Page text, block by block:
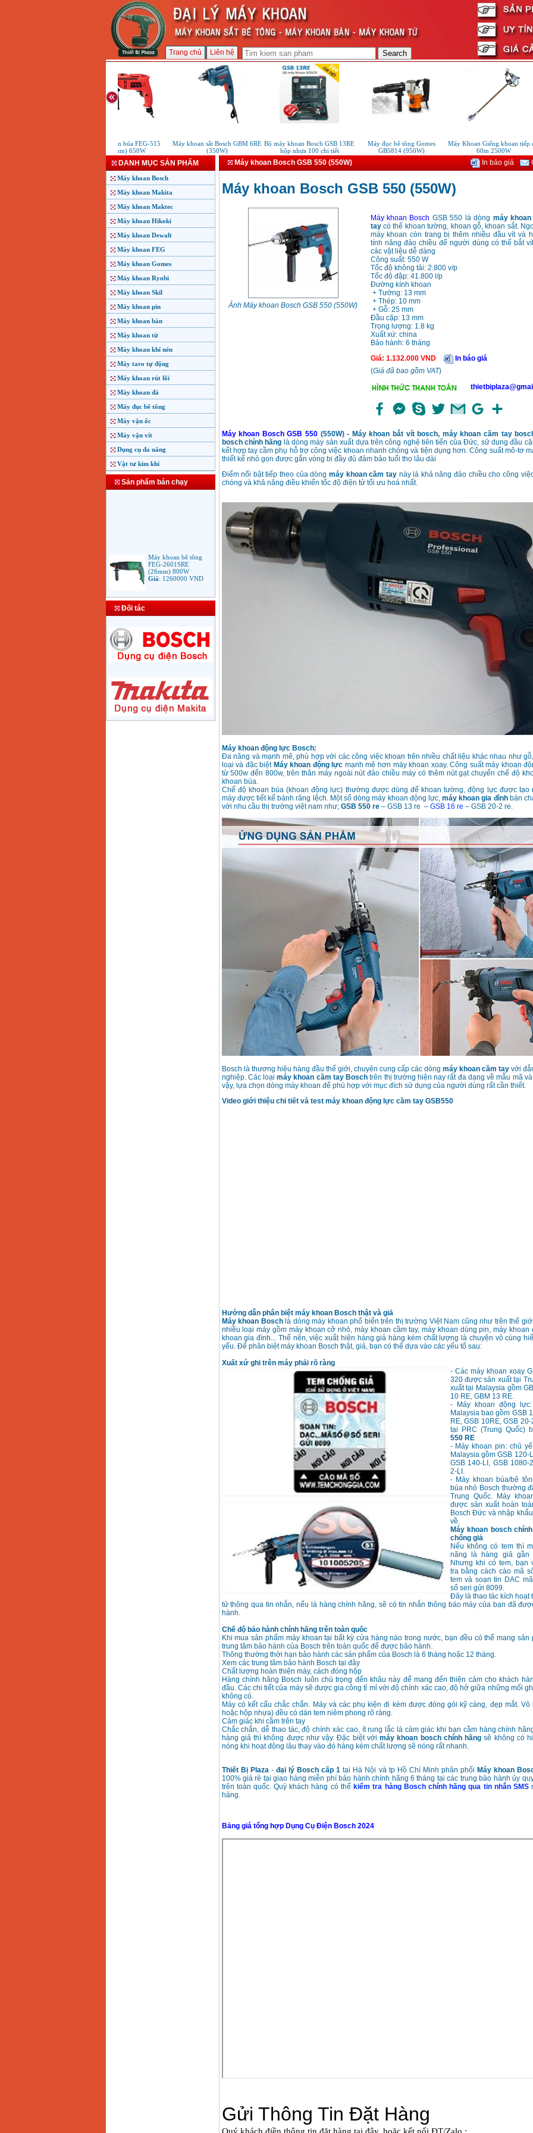
Trang chủ Liên hệ
Máy khoan búa FEG-515
(13mm) 650W
Máy khoan sắt Bosch GBM 6RE
(350W)
Bộ máy khoan Bosch GSB 13RE
hộp nhựa 100 chi tiết
Máy đục bê tông Gomes
GB5814 (950W)
Máy Khoan Giếng khoan tiếp địa
60m 2500W
DANH MỤC SẢN PHẨM
Máy khoan Bosch
Máy khoan Makita
Máy khoan Maktec
Máy khoan Hikoki
Máy khoan Dewalt
Máy khoan FEG
Máy khoan Gomes
Máy khoan Ryobi
Máy khoan Skil
Máy khoan pin
Máy khoan bàn
Máy khoan từ
Máy khoan khí nén
Máy taro tự động
Máy khoan rút lõi
Máy khoan đá
Máy đục bê tông
Máy vặn ốc
Máy vặn vít
Dụng cụ đa năng
Vật tư kim khí
Sản phẩm bán chạy
FEG-2601SRE
(26mm) 800W
Giá:1260000VND
Bảng giá mũi khoan
Máy Khoan Bosch
GSB 16RE (750W)
Bộ máy khoan Bosch
GSB 13RE hộp nhựa
100 chi tiết
Giá:1977000VND
Đối tác
Máy khoan Bosch GSB 550 (550W) In báo giá
Máy khoan Bosch GSB 550 (550W)
Ảnh Máy khoan Bosch GSB 550 (550W)
Máy khoan Bosch GSB 550 là dòng máy khoan
taycó thể khoan tường, khoan gỗ, khoan sắt.
máy khoan còn trang bị thêm nhiều đầu vít và
tính năng đảo chiều để người dùng có thể bắt
các vật liệu dễ dàng
Công suất: 550 W
Tốc độ không tải: 2.800 v/p
Tốc độ đập: 41.800 l/p
Đường kính khoan
+ Tường: 13 mm
+ Thép: 10 mm
+ Gỗ: 25 mm
Đầu cặp: 13 mm
Trọng lượng: 1.8 kg
Xuất xứ: china
Bảo hành: 6 tháng
Giá: 1.132.000VND
In báo giá
(Giá đã bao gồm VAT)
Máy khoan Bosch GSB 550(550W) - Máy khoan bắt vít bosch, máy khoan cầm tay
bosch chính hãng là dòng máy sản xuất dựa trên công nghệ tiên tiến của Đức, sử dụng đầu
kết hợp tay cầm phụ hỗ trợ công việc khoan nhanh chóng và tiện dụng hơn. Công suất mô-tơ
thiết kế nhỏ gọn được gắn vòng bi đầy đủ đảm bảo tuổi thọ lâu dài
Điểm nổi bật tiếp theo của dòng máy khoan cầm taynày là khả năng đảo chiều cho công
chóng và khả năng điều khiển tốc độ điện tử tối ưu hoá nhất.
Máy khoan động lực Bosch:
Đa năng và mạnh mẽ, phù hợp với các công việc khoan trên nhiều chất liệu khác nhau như
loại và đặc biệt Máy khoan động lực mạnh mẽ hơn máy khoan xoay. Công suất máy khoan
từ 500w đến 800w, trên thân máy ngoài nút đảo chiều máy có thêm nút gạt chuyển chế độ
khoan búa.
Chế độ khoan búa (khoan động lực) thường được dùng để khoan tường, động lực được tạo
máy được tiết kế bánh răng lệch. Một số dòng máy khoan động lực,máy khoan gia đìnhbán
với nhu cầu thị trường việt nam như; GSB 550 re– GSB 13 re – GSB 16 re – GSB 20-2 re.
Bosch là thương hiệu hàng đầu thế giới, chuyên cung cấp các dòng máy khoan cầm tayvới
nghiệp. Các loạimáy khoan cầm tay Bosch trên thị trường hiện nay rất đa dạng về mẫu mã
vậy, lựa chọn dòng máy khoan để phù hợp với mục đích sử dụng của người dùng rất cần thiết.
Video giới thiệu chi tiết và test máy khoan động lực cầm tay GSB550
Hướng dẫn phân biệt máy khoan Bosch thật và giả
Máy khoan Boschlà dòng máy khoan phổ biến trên thị trường Việt Nam cũng như trên thế
nhiều loại máy gồm máy khoan cỡ nhỏ, máy khoan cầm tay, máy khoan dùng pin, máy khoan
khoan gia đình... Thế nên, việc xuất hiện hàng giả hàng kém chất lượng là chuyện vô cùng
yếu. Để phân biệt máy khoan Bosch thật, giả, bạn có thể dựa vào các yếu tố sau:
Xuất xứ ghi trên máy phải rõ ràng
- Các máy khoan xoay
320 được sản xuất tại
xuất tại Malaysia gồm
10 RE, GBM 13 RE.
- Máy khoan động
Malaysia bao gồm GSB
RE, GSB 10RE, GSB
tại PRC (Trung Quốc)
550 RE
- Máy khoan pin: chủ
Malaysia gồm GSB 120-
GSB 140-LI, GSB 1080-
2-LI.
- Máy khoan búa/bê
búa nhỏ Bosch thường
Trung Quốc. Máy
được sản xuất hoàn
Bosch Đức và nhập
về.
Máy khoan bosch
chống giả
Nếu không có tem thì
năng là hàng giả gần
Nhưng khi có tem, bạn
tra bằng cách cào mã
tem và soạn tin DAC
số seri gửi 8099.
Đây là thao tác kích hoạt
tử thông qua tin nhắn, nếu là hàng chính hãng, sẽ có tin nhắn thông báo máy của bạn đã
hành.
Chế độ bảo hành chính hãng trên toàn quốc
Khi mua sản phẩm máy khoan tại bất kỳ cửa hàng nào trong nước, bạn đều có thể mang sản
trung tâm bảo hành của Bosch trên toàn quốc để được bảo hành.
Thông thường thời hạn bảo hành các sản phẩm của Bosch là 6 tháng hoặc 12 tháng.
Xem các trung tâm bảo hành Bosch tại đây
Chất lượng hoàn thiện máy, cách đóng hộp
Hàng chính hãng Bosch luôn chú trọng đến khâu này để mang đến thiện cảm cho khách
đầu. Các chi tiết của máy sẽ được gia công tỉ mỉ với độ chính xác cao, độ hở giữa những mối
không có.
Máy có kết cấu chắc chắn. Máy và các phụ kiện đi kèm được đóng gói kỹ càng, đẹp mắt. Vỏ
hoặc hộp nhựa) đều có dán tem niêm phong rõ ràng.
Cảm giác khi cầm trên tay
Chắc chắn, dễ thao tác, độ chính xác cao, ít rung lắc là cảm giác khi bạn cầm hàng chính
hàng giả thì không được như vậy. Đặc biệt với máy khoan bosch chính hãng sẽ không có
nóng khi hoạt động lâu thay vào đó hàng kém chất lượng sẽ nóng rất nhanh.
Thiết Bị Plaza - đại lý Bosch cấp 1 tại Hà Nội và tp Hồ Chí Minh phân phối Máy khoan
100% giá rẻ tại giao hàng miễn phí bảo hành chính hãng 6 tháng tại các trung bảo hành ủy
trên toàn quốc. Quý khách hàng có thể kiểm tra hàng Bosch chính hãng qua tin nhắn SMS
hàng.
Bảng giá tổng hợp Dụng Cụ Điện Bosch 2024